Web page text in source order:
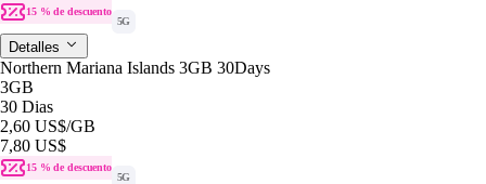
15 % de descuento
5G
Detalles
Northern Mariana Islands 3GB 30Days
3GB
30 Dias
2,60 US$/GB
7,80 US$
15 % de descuento
5G